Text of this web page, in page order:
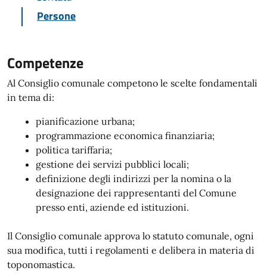
Persone
Competenze
Al Consiglio comunale competono le scelte fondamentali
in tema di:
pianificazione urbana;
programmazione economica finanziaria;
politica tariffaria;
gestione dei servizi pubblici locali;
definizione degli indirizzi per la nomina o la
designazione dei rappresentanti del Comune
presso enti, aziende ed istituzioni.
Il Consiglio comunale approva lo statuto comunale, ogni
sua modifica, tutti i regolamenti e delibera in materia di
toponomastica.